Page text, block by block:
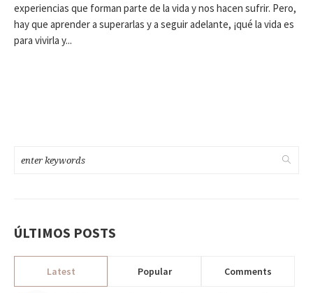
experiencias que forman parte de la vida y nos hacen sufrir. Pero,
hay que aprender a superarlas y a seguir adelante, ¡qué la vida es
para vivirla y...
ÚLTIMOS POSTS
Latest Popular Comments